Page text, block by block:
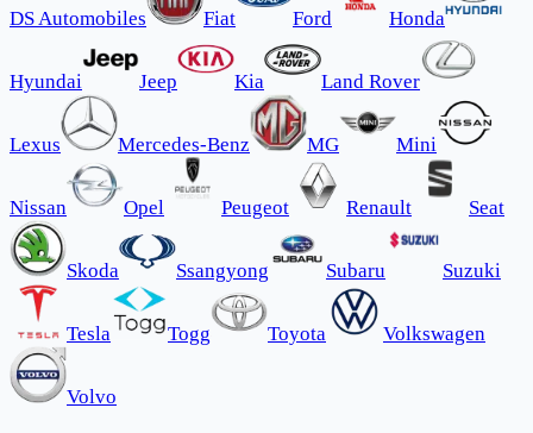
DS Automobiles Fiat Ford Honda
Hyundai Jeep Kia Land Rover
Lexus Mercedes-Benz MG Mini
Nissan Opel Peugeot Renault Seat
Skoda Ssangyong Subaru Suzuki
Tesla Togg Toyota Volkswagen
Volvo